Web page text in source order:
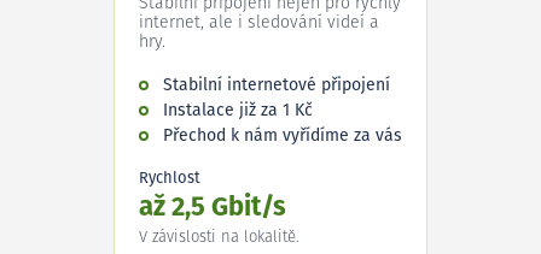
internet, ale i sledování videí a
hry.
Stabilní internetové připojení
Instalace již za 1 Kč
Přechod k nám vyřídíme za vás
Rychlost
až 2,5 Gbit/s
V závislosti na lokalitě.